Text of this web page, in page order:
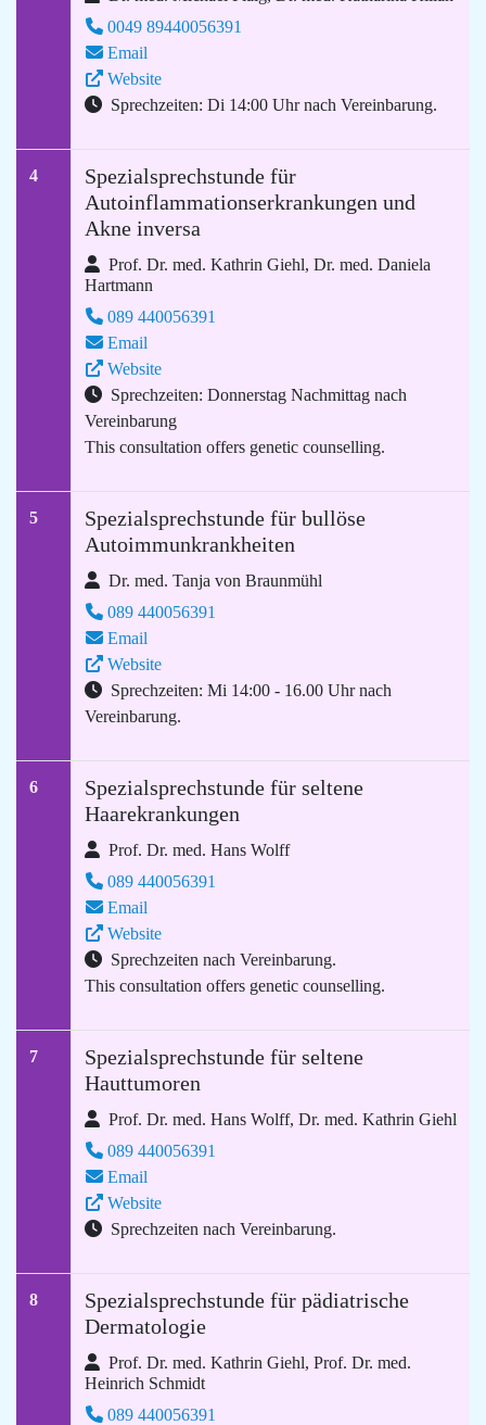
0049 89440056391
Email
Website
Sprechzeiten: Di 14:00 Uhr nach Vereinbarung.
4
Spezialsprechstunde für
Autoinflammationserkrankungen und
Akne inversa
Prof. Dr. med. Kathrin Giehl, Dr. med. Daniela
Hartmann
089 440056391
Email
Website
Sprechzeiten: Donnerstag Nachmittag nach
Vereinbarung
This consultation offers genetic counselling.
5
Spezialsprechstunde für bullöse
Autoimmunkrankheiten
Dr. med. Tanja von Braunmühl
089 440056391
Email
Website
Sprechzeiten: Mi 14:00 - 16.00 Uhr nach
Vereinbarung.
6
Spezialsprechstunde für seltene
Haarekrankungen
Prof. Dr. med. Hans Wolff
089 440056391
Email
Website
Sprechzeiten nach Vereinbarung.
This consultation offers genetic counselling.
7
Spezialsprechstunde für seltene
Hauttumoren
Prof. Dr. med. Hans Wolff, Dr. med. Kathrin Giehl
089 440056391
Email
Website
Sprechzeiten nach Vereinbarung.
8
Spezialsprechstunde für pädiatrische
Dermatologie
Prof. Dr. med. Kathrin Giehl, Prof. Dr. med.
Heinrich Schmidt
089 440056391